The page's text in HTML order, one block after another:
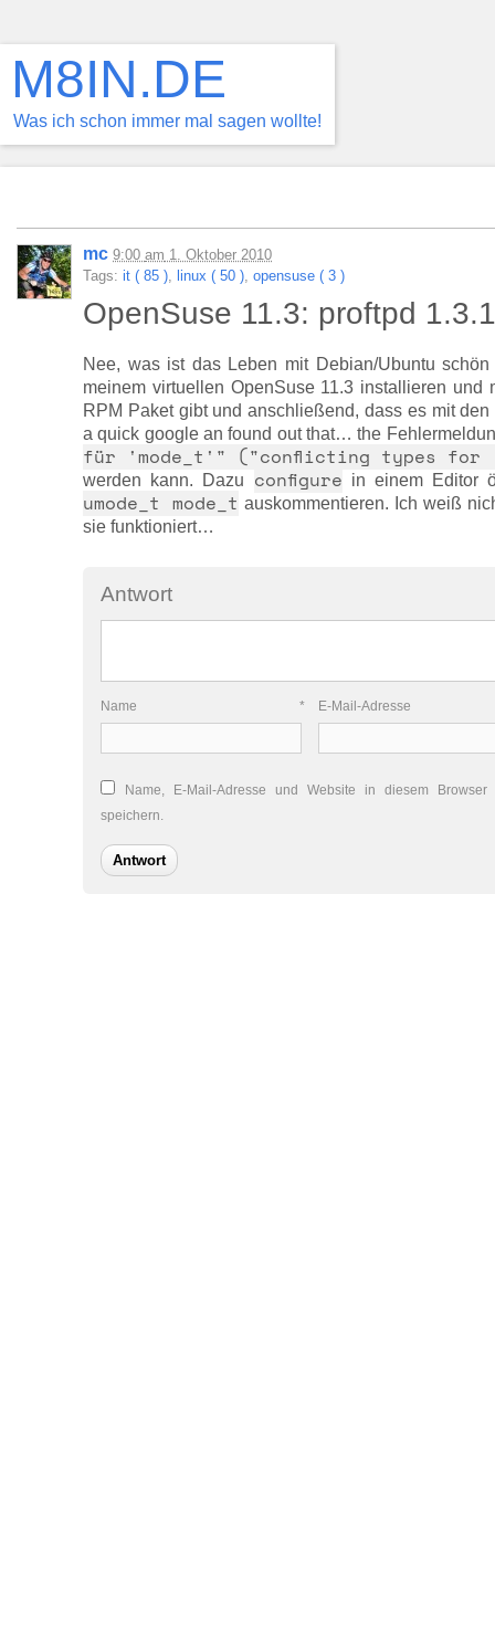
M8IN.DE
Was ich schon immer mal sagen wollte!
mc 9:00 am 1. Oktober 2010
Tags: it ( 85 ), linux ( 50 ), opensuse ( 3 )
OpenSuse 11.3: proftpd 1.3.1
Nee, was ist das Leben mit Debian/Ubuntu
meinem virtuellen OpenSuse 11.3 installieren und
RPM Paket gibt und anschließend, dass es mit
a quick google an found out that… the
für 'mode_t'" ("conflicting types for
werden kann. Dazu configure in einem Editor
umode_t mode_t auskommentieren. Ich weiß
sie funktioniert…
Antwort
Name * E-Mail-
Name, E-Mail-Adresse und Website in diesem
speichern.